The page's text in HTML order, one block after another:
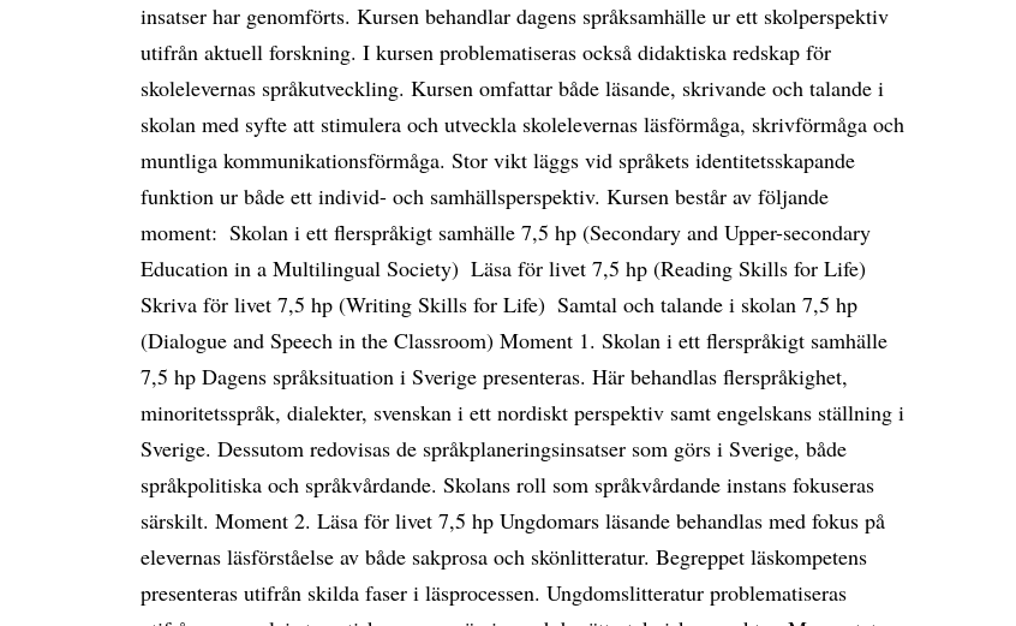
insatser har genomförts. Kursen behandlar dagens språksamhälle ur ett skolperspektiv
utifrån aktuell forskning. I kursen problematiseras också didaktiska redskap för
skolelevernas språkutveckling. Kursen omfattar både läsande, skrivande och talande i
skolan med syfte att stimulera och utveckla skolelevernas läsförmåga, skrivförmåga och
muntliga kommunikationsförmåga. Stor vikt läggs vid språkets identitetsskapande
funktion ur både ett individ- och samhällsperspektiv. Kursen består av följande
moment:  Skolan i ett flerspråkigt samhälle 7,5 hp (Secondary and Upper-secondary
Education in a Multilingual Society)  Läsa för livet 7,5 hp (Reading Skills for Life) 
Skriva för livet 7,5 hp (Writing Skills for Life)  Samtal och talande i skolan 7,5 hp
(Dialogue and Speech in the Classroom) Moment 1. Skolan i ett flerspråkigt samhälle
7,5 hp Dagens språksituation i Sverige presenteras. Här behandlas flerspråkighet,
minoritetsspråk, dialekter, svenskan i ett nordiskt perspektiv samt engelskans ställning i
Sverige. Dessutom redovisas de språkplaneringsinsatser som görs i Sverige, både
språkpolitiska och språkvårdande. Skolans roll som språkvårdande instans fokuseras
särskilt. Moment 2. Läsa för livet 7,5 hp Ungdomars läsande behandlas med fokus på
elevernas läsförståelse av både sakprosa och skönlitteratur. Begreppet läskompetens
presenteras utifrån skilda faser i läsprocessen. Ungdomslitteratur problematiseras